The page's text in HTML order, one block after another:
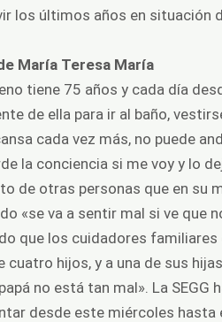
los últimos años en situación
María Teresa María
tiene 75 años y cada día
de ella para ir al baño,
cada vez más, no puede
la conciencia si me voy y lo
de otras personas que en su
«se va a sentir mal si ve que
que los cuidadores
cuatro hijos, y a una de sus
no está tan mal». La
desde este miércoles